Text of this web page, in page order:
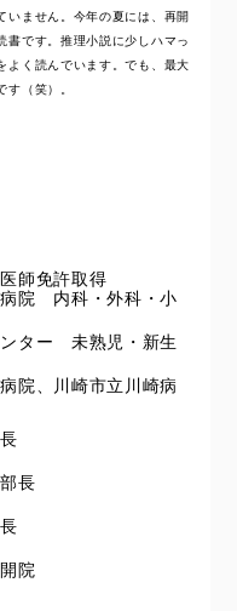
いません。今年の夏には、再開
書です。推理小説に少しハマっ
よく読んでいます。でも、最大
す（笑）。
師免許取得
院 内科・外科・小
ター 未熟児・新生
院、川崎市立川崎病
長
院